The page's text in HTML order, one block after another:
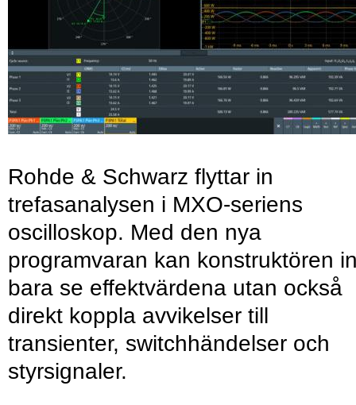
Rohde & Schwarz flyttar in
trefasanalysen i MXO-seriens
oscilloskop. Med den nya
programvaran kan konstruktören
bara se effektvärdena utan också
direkt koppla avvikelser till
transienter, switchhändelser och
styrsignaler.